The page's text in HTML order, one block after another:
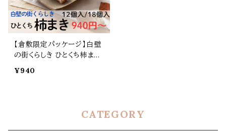
【倉敷限定パッケージ】白壁
の街くらしき ひとくち柿まき
子
¥940
CATEGORY